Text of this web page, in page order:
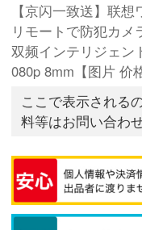
【京闪一致送】联
リモートで防犯カ
双频インテリジェン
080p 8mm【图片 价
ここで表示される
料等はお問い合わ